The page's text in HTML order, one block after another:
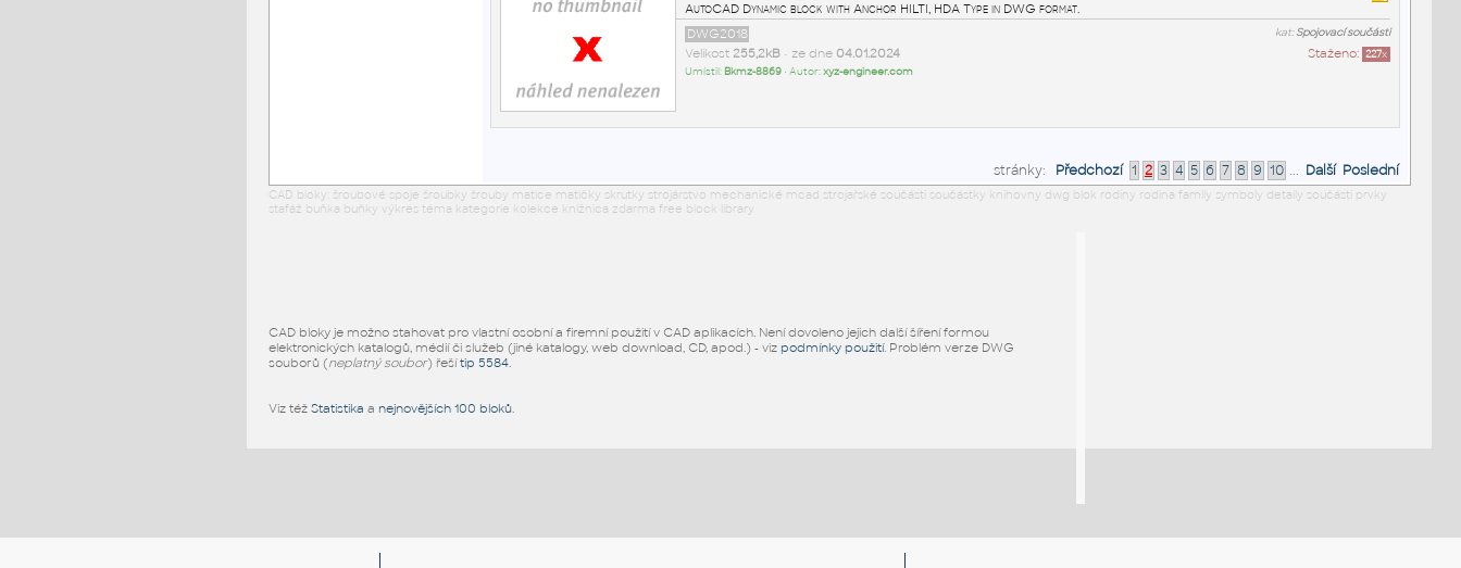
AutoCAD Dynamic block with Anchor HILTI, HDA Type in DWG format.
kat:Spojovací součásti
DWG2018
Staženo: 227x
Velikost 255,2kB• ze dne 04.01.2024
Umístil: Bkmz-8869• Autor:xyz-engineer.com
stránky: Předchozí 1 2 3 4 5 6 7 8 9 10 ... Další Poslední
CAD bloky: šroubové spoje šroubky šrouby matice matičky skrutky strojárstvo mechanické mcad strojařské součásti součástky knihovny dwg blok rodiny rodina family symboly detaily součásti prvky
stafáž buňka buňky výkres téma kategorie kolekce knižnica zdarma free block library
CAD bloky je možno stahovat pro vlastní osobní a firemní použití v CAD aplikacích. Není dovoleno jejich další šíření formou
elektronických katalogů, médií či služeb (jiné katalogy, web download, CD, apod.) - viz podmínky použití. Problém verze DWG
souborů (neplatný soubor) řešítip 5584.
Viz též Statistika a nejnovějších 100 bloků.